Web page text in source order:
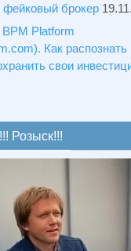
брокер
Platform
Как распознать
свои
Розыск!!!